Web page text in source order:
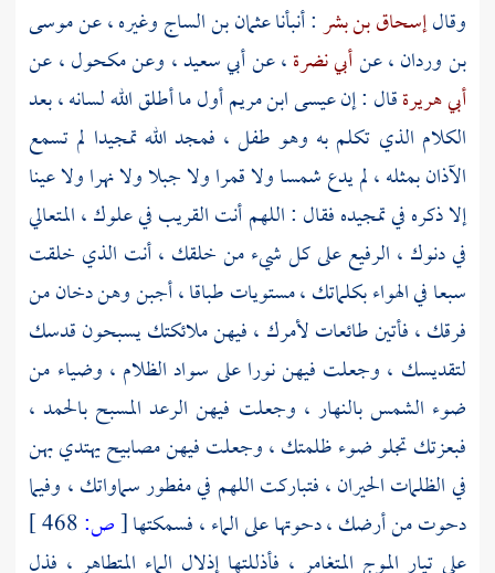
وقالإسحاق بن بشر: أنبأناعثمان بن الساجوغيره ، عنموسى
بن وردان، عنأبي نضرة، عنأبي سعيد، وعنمكحول ،عن
أبي هريرةقال : إنعيسى ابن مريمأول ما أطلق الله لسانه ، بعد
الكلام الذي تكلم به وهو طفل ، فمجد الله تمجيدا لم تسمع
الآذان بمثله ، لم يدع شمسا ولا قمرا ولا جبلا ولا نهرا ولا عينا
إلا ذكره في تمجيده فقال : اللهم أنت القريب في علوك ، المتعالي
في دنوك ، الرفيع على كل شيء من خلقك ، أنت الذي خلقت
سبعا في الهواء بكلماتك ، مستويات طباقا ، أجبن وهن دخان من
فرقك ، فأتين طائعات لأمرك ، فيهن ملائكتك يسبحون قدسك
لتقديسك ، وجعلت فيهن نورا على سواد الظلام ، وضياء من
ضوء الشمس بالنهار ، وجعلت فيهن الرعد المسبح بالحمد ،
فبعزتك تجلو ضوء ظلمتك ، وجعلت فيهن مصابيح يهتدي بهن
في الظلمات الحيران ، فتباركت اللهم في مفطور سماواتك ، وفيما
دحوت من أرضك ، دحوتها على الماء ، فسمكتها[ص:
على تيار الموج المتغامر ، فأذللتها إذلال الماء المتطاهر ، فذل